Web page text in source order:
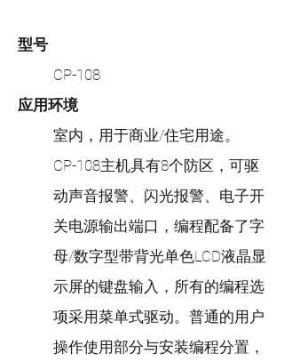
型号
CP-108
应用环境
室内，用于商业/住宅用途。
CP-108主机具有8个防区，可驱
动声音报警、闪光报警、电子开
关电源输出端口，编程配备了字
母/数字型带背光单色LCD液晶显
示屏的键盘输入，所有的编程选
项采用菜单式驱动。普通的用户
操作使用部分与安装编程分置，